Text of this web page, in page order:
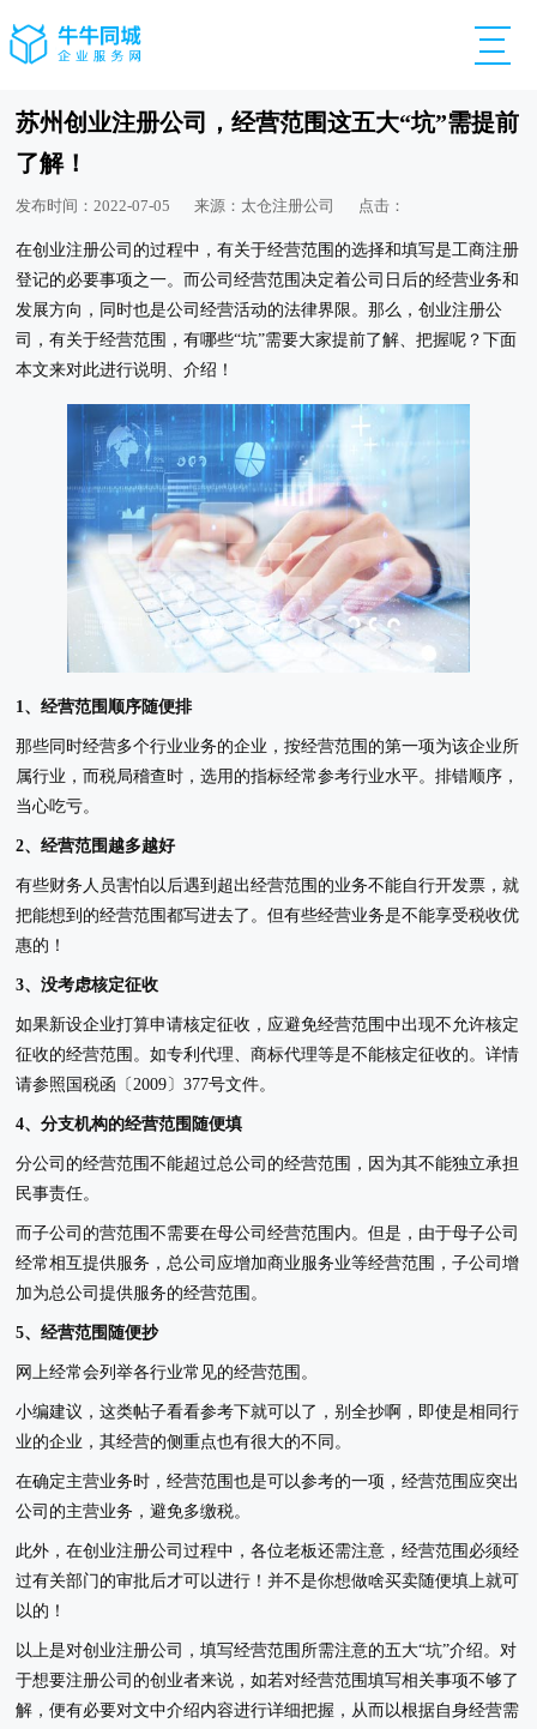
苏州创业注册公司，经营范围这五大“坑”需提前
了解！
发布时间：2022-07-05 来源：太仓注册公司 点击：
在创业注册公司的过程中，有关于经营范围的选择和填写是工商注册
登记的必要事项之一。而公司经营范围决定着公司日后的经营业务和
发展方向，同时也是公司经营活动的法律界限。那么，创业注册公
司，有关于经营范围，有哪些“坑”需要大家提前了解、把握呢？下面
本文来对此进行说明、介绍！
1、经营范围顺序随便排
那些同时经营多个行业业务的企业，按经营范围的第一项为该企业所
属行业，而税局稽查时，选用的指标经常参考行业水平。排错顺序，
当心吃亏。
2、经营范围越多越好
有些财务人员害怕以后遇到超出经营范围的业务不能自行开发票，就
把能想到的经营范围都写进去了。但有些经营业务是不能享受税收优
惠的！
3、没考虑核定征收
如果新设企业打算申请核定征收，应避免经营范围中出现不允许核定
征收的经营范围。如专利代理、商标代理等是不能核定征收的。详情
请参照国税函〔2009〕377号文件。
4、分支机构的经营范围随便填
分公司的经营范围不能超过总公司的经营范围，因为其不能独立承担
民事责任。
而子公司的营范围不需要在母公司经营范围内。但是，由于母子公司
经常相互提供服务，总公司应增加商业服务业等经营范围，子公司增
加为总公司提供服务的经营范围。
5、经营范围随便抄
网上经常会列举各行业常见的经营范围。
小编建议，这类帖子看看参考下就可以了，别全抄啊，即使是相同行
业的企业，其经营的侧重点也有很大的不同。
在确定主营业务时，经营范围也是可以参考的一项，经营范围应突出
公司的主营业务，避免多缴税。
此外，在创业注册公司过程中，各位老板还需注意，经营范围必须经
过有关部门的审批后才可以进行！并不是你想做啥买卖随便填上就可
以的！
以上是对创业注册公司，填写经营范围所需注意的五大“坑”介绍。对
于想要注册公司的创业者来说，如若对经营范围填写相关事项不够了
解，便有必要对文中介绍内容进行详细把握，从而以根据自身经营需